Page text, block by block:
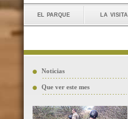
el parque la visita
Noticias
Que ver este mes